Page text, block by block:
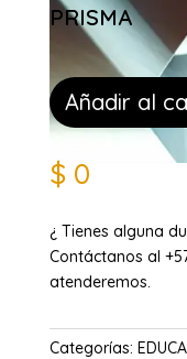
PRISMA
Añadir al
$ 0
¿ Tienes alguna
Contáctanos al
atenderemos.
Categorías: